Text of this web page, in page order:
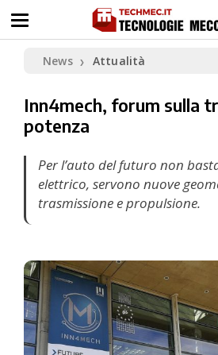
News ❯ Attualità
Inn4mech, forum sulla
potenza
Per l’auto del futuro non
elettrico, servono nuove
trasmissione e propulsione.